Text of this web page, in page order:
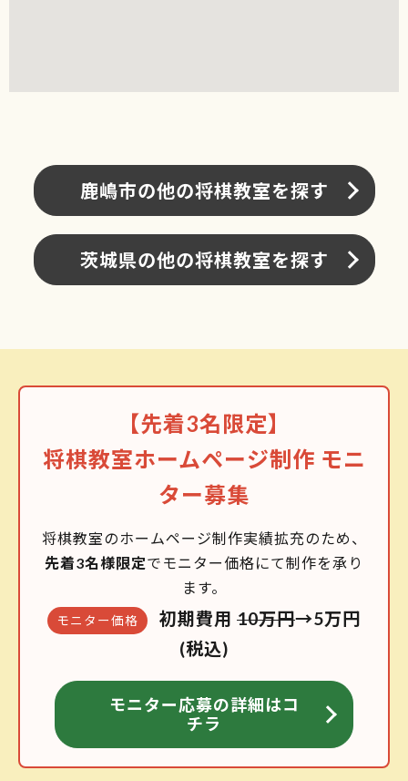
鹿嶋市の他の将棋教室を探す
茨城県の他の将棋教室を探す
【先着3名限定】
将棋教室ホームページ制作 モニ
ター募集
将棋教室のホームページ制作実績拡充のため、
先着3名様限定でモニター価格にて制作を承り
ます。
モニター価格 初期費用 10万円→5万円
(税込)
モニター応募の詳細はコ
チラ